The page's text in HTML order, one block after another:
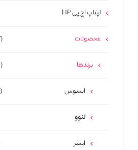
لپتاپ اچ پی HP
(627) محصولات
(610) برندها
(142) ایسوس
لنوو
ایسر